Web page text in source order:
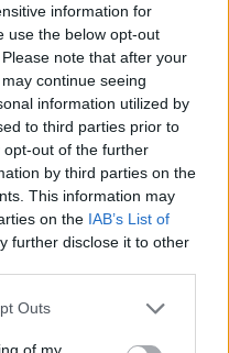
information for
use the below opt-out
note that after your
continue seeing
information utilized by
to third parties prior to
out of the further
by third parties on the
This information may
on the IAB’s List of
further disclose it to other
Outs
of my
de